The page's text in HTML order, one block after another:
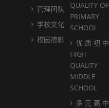
管理团队
学校文化
校园掠影
QUALITY OF
PRIMARY
SCHOOL
优 质 初 中
HIGH
QUALITY
MIDDLE
SCHOOL
多 元 高 中